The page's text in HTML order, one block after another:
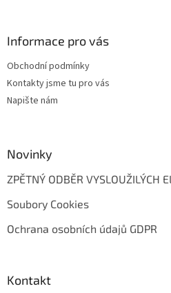
Informace pro vás
Obchodní podmínky
Kontakty jsme tu pro vás
Napište nám
Novinky
ZPĚTNÝ ODBĚR VYSLOUŽILÝCH
Soubory Cookies
Ochrana osobních údajů GDPR
Kontakt